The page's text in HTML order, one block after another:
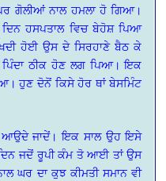
ਗੋਲੀਆਂ ਨਾਲ ਹਮਲਾ ਹੋ ਗਿਆ।
ਹਸਪਤਾਲ ਵਿਚ ਬੇਹੋਸ਼ ਪਿਆ
ਹੋਈ ਉਸ ਦੇ ਸਿਰਹਾਣੇ ਬੈਠ ਕੇ
ਪਿੰਦਾ ਠੀਕ ਹੋਣ ਲਗ ਪਿਆ। ਇਕ
ਹੁਣ ਦੋਨੋਂ ਕਿਸੇ ਹੋਰ ਥਾਂ ਬੇਸਮਿੰਟ
ਆਉਦੇ ਜਾਦੇਂ। ਇਕ ਸਾਲ ਉਹ ਇਸੇ
ਜਦੋਂ ਰੂਪੀ ਕੰਮ ਤੋ ਆਈ ਤਾਂ ਉਸ
ਘਰ ਦਾ ਕੁਝ ਕੀਮਤੀ ਸਮਾਨ ਵੀ